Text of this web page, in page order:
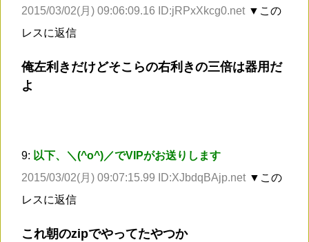
2015/03/02(月) 09:06:09.16 ID:jRPxXkcg0.net ▼この
レスに返信
俺左利きだけどそこらの右利きの三倍は器用だ
よ
9: 以下、＼(^o^)／でVIPがお送りします
2015/03/02(月) 09:07:15.99 ID:XJbdqBAjp.net ▼この
レスに返信
これ朝のzipでやってたやつか